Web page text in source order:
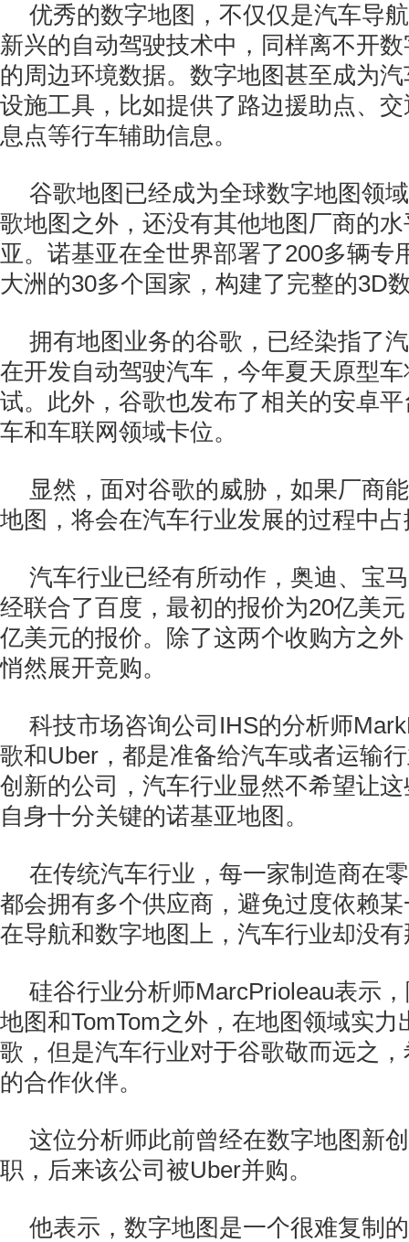
优秀的数字地图，不仅仅是汽车导
新兴的自动驾驶技术中，同样离不开
的周边环境数据。数字地图甚至成为
设施工具，比如提供了路边援助点、
息点等行车辅助信息。
谷歌地图已经成为全球数字地图领
歌地图之外，还没有其他地图厂商的
亚。诺基亚在全世界部署了200多辆专
大洲的30多个国家，构建了完整的3D
拥有地图业务的谷歌，已经染指了
在开发自动驾驶汽车，今年夏天原型
试。此外，谷歌也发布了相关的安卓
车和车联网领域卡位。
显然，面对谷歌的威胁，如果厂商
地图，将会在汽车行业发展的过程中
汽车行业已经有所动作，奥迪、宝
经联合了百度，最初的报价为20亿美
亿美元的报价。除了这两个收购方之
悄然展开竞购。
科技市场咨询公司IHS的分析师
歌和Uber，都是准备给汽车或者运输
创新的公司，汽车行业显然不希望让
自身十分关键的诺基亚地图。
在传统汽车行业，每一家制造商在
都会拥有多个供应商，避免过度依赖
在导航和数字地图上，汽车行业却没
硅谷行业分析师MarcPrioleau表示
地图和TomTom之外，在地图领域实
歌，但是汽车行业对于谷歌敬而远之
的合作伙伴。
这位分析师此前曾经在数字地图新
职，后来该公司被Uber并购。
他表示，数字地图是一个很难复制